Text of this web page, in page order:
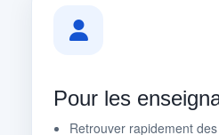
Pour les
Retrouver rapidement